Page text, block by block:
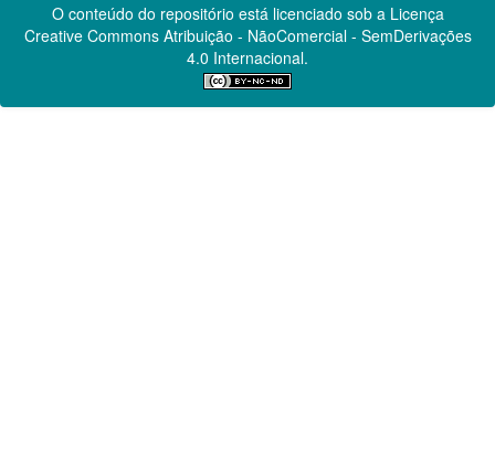
O conteúdo do repositório está licenciado sob a Licença
Creative CommonsAtribuição - NãoComercial - SemDerivações
4.0 Internacional.